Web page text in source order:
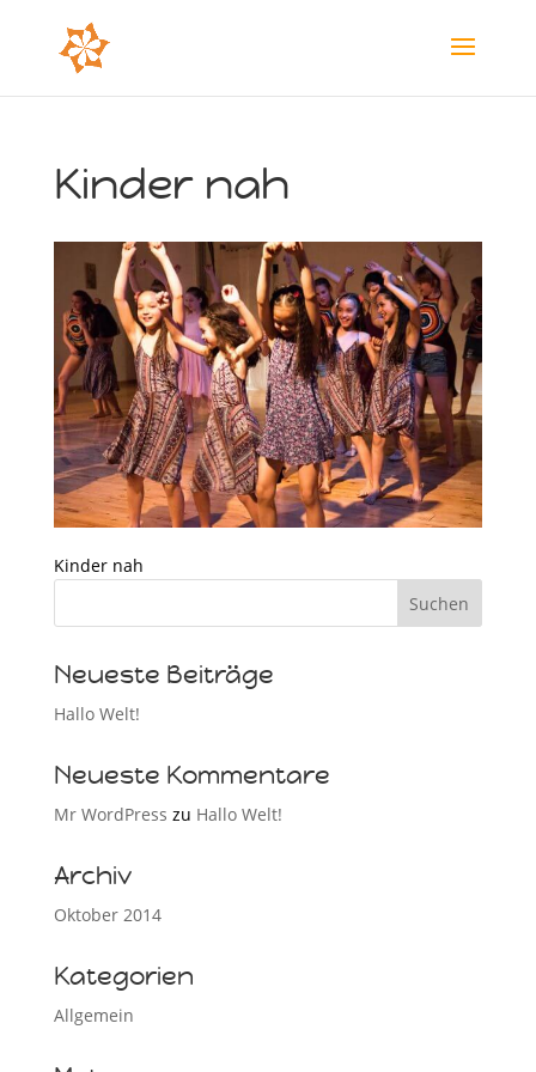
Kinder nah
Kinder nah
Neueste Beiträge
Hallo Welt!
Neueste Kommentare
Mr WordPress zu Hallo Welt!
Archiv
Oktober 2014
Kategorien
Allgemein